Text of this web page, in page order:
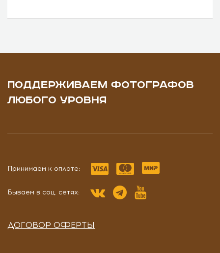
ПОДДЕРЖИВАЕМ ФОТОГРАФОВ
ЛЮБОГО УРОВНЯ
Принимаем к оплате:
Бываем в соц. сетях:
ДОГОВОР ОФЕРТЫ